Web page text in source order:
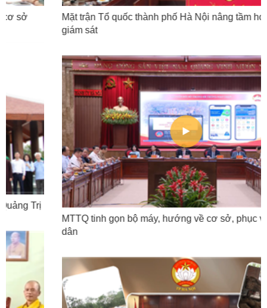
Mặt trận Tổ quốc thành phố Hà Nội nâng tầm hoạt động
MTTQ tinh gọn bộ máy, hướng về cơ sở, phục vụ nhân
dân